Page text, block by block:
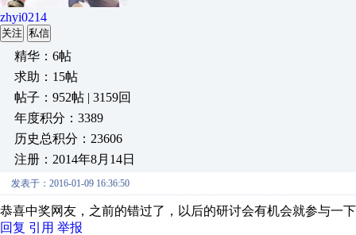
zhyi0214
关注 私信
精华：6帖
求助：15帖
帖子：952帖 | 3159回
年度积分：3389
历史总积分：23606
注册：2014年8月14日
发表于：2016-01-09 16:36:50
恭喜中奖网友，之前的错过了，以后的研讨会有机会就参与一
回复 引用 举报